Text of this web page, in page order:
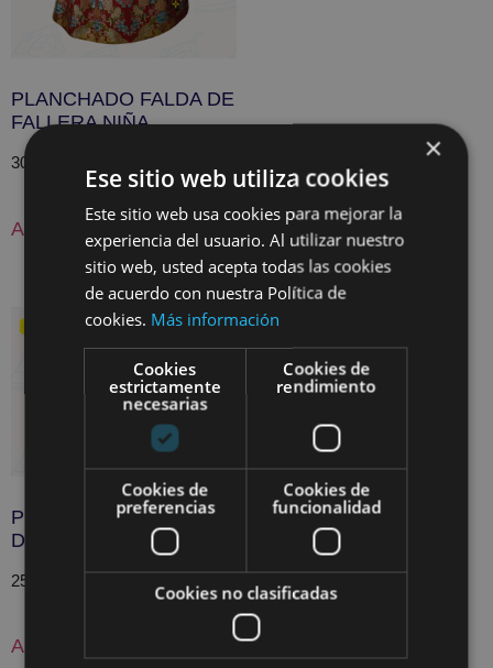
PLANCHADO FALDA DE
FALLERA NIÑA
30,00
Añadir al carrito
PLANCHADO CORPIÑO
DE FALLERA ADULTA
25,00
Añadir al carrito
×
Ese sitio web utiliza cookies
Este sitio web usa cookies para mejorar la
experiencia del usuario. Al utilizar nuestro
sitio web, usted acepta todas las cookies
de acuerdo con nuestra Política de
cookies. Más información
Cookies
estrictamente
necesarias
Cookies de
rendimiento
Cookies de
preferencias
Cookies de
funcionalidad
Cookies no clasificadas